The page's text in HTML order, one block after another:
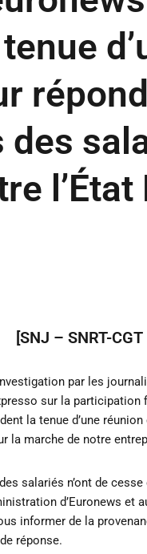
des
[SNJ – SNRT-CGT
par les
sur la
la tenue d’une
la marche de notre
salariés n’ont de
d’Euronews et
informer de la
réponse.